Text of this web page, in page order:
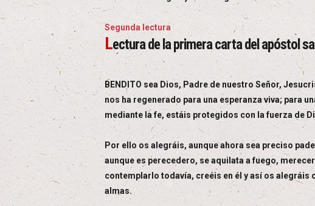
Segunda lectura
Lectura de la primera carta del apóstol
BENDITO sea Dios, Padre de nuestro Señor,
nos ha regenerado para una esperanza viva; para
mediante la fe, estáis protegidos con la fuerza de
Por ello os alegráis, aunque ahora sea preciso
aunque es perecedero, se aquilata a fuego,
contemplarlo todavía, creéis en él y así os alegráis
almas.